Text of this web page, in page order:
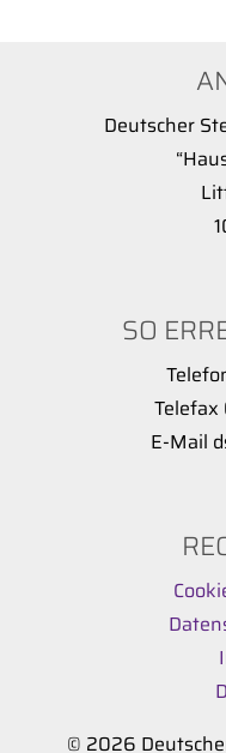
Deutscher
SO
E-Mail
© 2026